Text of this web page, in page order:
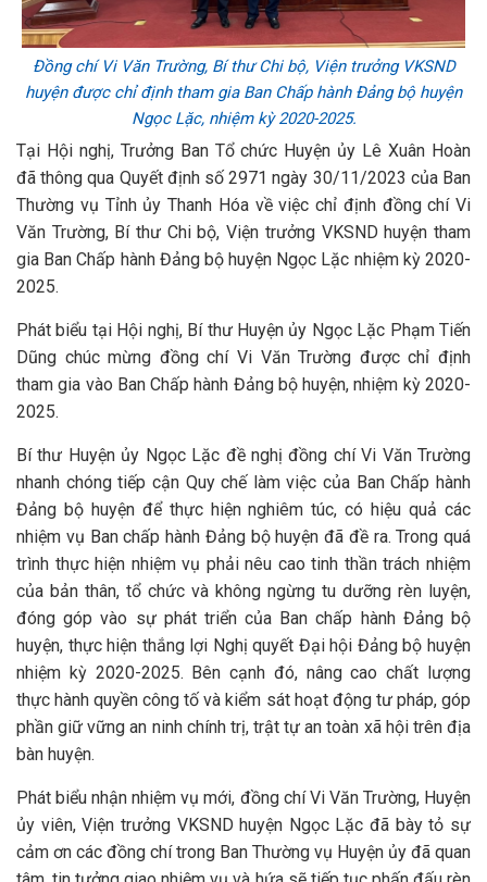
Đồng chí Vi Văn Trường, Bí thư Chi bộ, Viện trưởng VKSND
huyện được chỉ định tham gia Ban Chấp hành Đảng bộ huyện
Ngọc Lặc, nhiệm kỳ 2020-2025.
Tại Hội nghị, Trưởng Ban Tổ chức Huyện ủy Lê Xuân Hoàn
đã thông qua Quyết định số 2971 ngày 30/11/2023 của Ban
Thường vụ Tỉnh ủy Thanh Hóa về việc chỉ định đồng chí Vi
Văn Trường, Bí thư Chi bộ, Viện trưởng VKSND huyện tham
gia Ban Chấp hành Đảng bộ huyện Ngọc Lặc nhiệm kỳ 2020-
2025.
Phát biểu tại Hội nghị, Bí thư Huyện ủy Ngọc Lặc Phạm Tiến
Dũng chúc mừng đồng chí Vi Văn Trường được chỉ định
tham gia vào Ban Chấp hành Đảng bộ huyện, nhiệm kỳ 2020-
2025.
Bí thư Huyện ủy Ngọc Lặc đề nghị đồng chí Vi Văn Trường
nhanh chóng tiếp cận Quy chế làm việc của Ban Chấp hành
Đảng bộ huyện để thực hiện nghiêm túc, có hiệu quả các
nhiệm vụ Ban chấp hành Đảng bộ huyện đã đề ra. Trong quá
trình thực hiện nhiệm vụ phải nêu cao tinh thần trách nhiệm
của bản thân, tổ chức và không ngừng tu dưỡng rèn luyện,
đóng góp vào sự phát triển của Ban chấp hành Đảng bộ
huyện, thực hiện thắng lợi Nghị quyết Đại hội Đảng bộ huyện
nhiệm kỳ 2020-2025. Bên cạnh đó, nâng cao chất lượng
thực hành quyền công tố và kiểm sát hoạt động tư pháp, góp
phần giữ vững an ninh chính trị, trật tự an toàn xã hội trên địa
bàn huyện.
Phát biểu nhận nhiệm vụ mới, đồng chí Vi Văn Trường, Huyện
ủy viên, Viện trưởng VKSND huyện Ngọc Lặc đã bày tỏ sự
cảm ơn các đồng chí trong Ban Thường vụ Huyện ủy đã quan